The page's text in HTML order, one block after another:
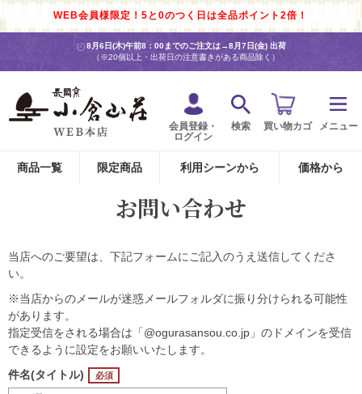
WEB会員様限定！5と0のつく日は全品ポイント2倍！
8月6日(木)午前8：00までのご注文は→8月7日(金) 出荷
（※20個以上・出荷日の注意書きがある商品除く）
会員登録・
ログイン
検索 買い物カゴ メニュー
商品一覧 限定商品 利用シーンから 価格から
お問い合わせ
当店へのご要望は、下記フォームにご記入のうえ送信してくださ
い。
※当店からのメールが迷惑メールフォルダに振り分けられる可能性
があります。
指定受信をされる場合は「@ogurasansou.co.jp」のドメインを受信
できるように設定をお願いいたします。
件名(タイトル)